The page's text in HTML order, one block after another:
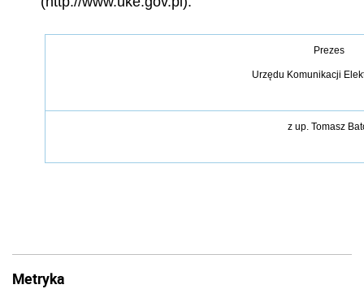
Prezes
Urzędu Komunikacji
z up. Tomasz
Metryka